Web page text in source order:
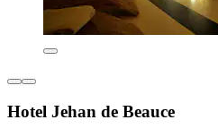
Hotel Jehan de Beauce